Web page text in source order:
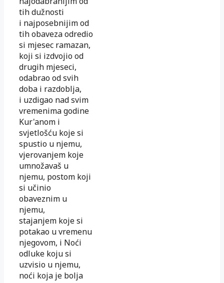
tih dužnosti
i najposebnijim od
tih obaveza odredio
si mjesec ramazan,
koji si izdvojio od
drugih mjeseci,
odabrao od svih
doba i razdoblja,
i uzdigao nad svim
vremenima godine
Kur'anom i
svjetlošću koje si
spustio u njemu,
vjerovanjem koje
umnožavaš u
njemu, postom koji
si učinio
obaveznim u
njemu,
stajanjem koje si
potakao u vremenu
njegovom, i Noći
odluke koju si
uzvisio u njemu,
noći koja je bolja